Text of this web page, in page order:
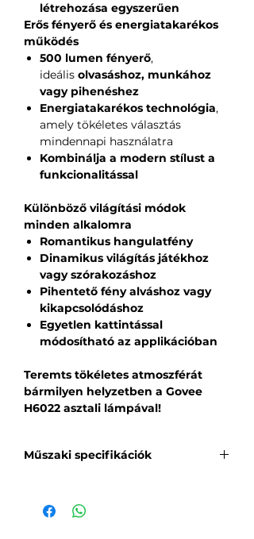
létrehozása egyszerűen
Erős fényerő és energiatakarékos
működés
500 lumen fényerő,
ideális olvasáshoz, munkához
vagy pihenéshez
Energiatakarékos technológia,
amely tökéletes választás
mindennapi használatra
Kombinálja a modern stílust a
funkcionalitással
Különböző világítási módok
minden alkalomra
Romantikus hangulatfény
Dinamikus világítás játékhoz
vagy szórakozáshoz
Pihentető fény alváshoz vagy
kikapcsolódáshoz
Egyetlen kattintással
módosítható az applikációban
Teremts tökéletes atmoszférát
bármilyen helyzetben a Govee
H6022 asztali lámpával!
Műszaki specifikációk
Modell:
Színek:RGBICWW